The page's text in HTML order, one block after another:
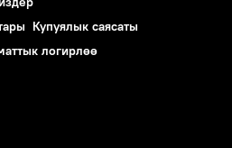
Купуялык саясаты
логирлөө